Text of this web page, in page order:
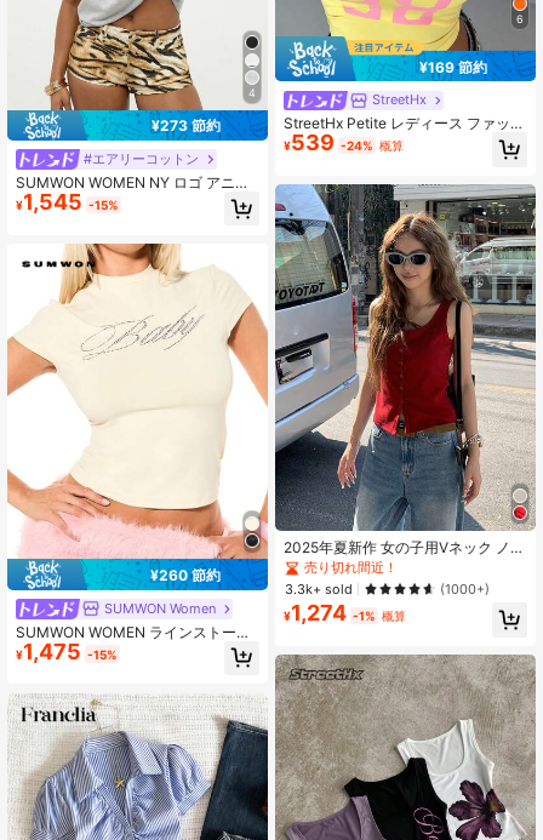
4
¥273 節約
#エアリーコットン
SUMWON WOMEN NY ロゴ アニマ
ル プリントユニセックスカジュアル
Tシャツ、レオパード柄グラフィック
¥1,545 -15%
¥260 節約
SUMWON Women
SUMWON WOMEN ラインストーン
グラフィック クロップド ハイネック
ベビーTシャツ 半袖 フィッティング
冬春 バレンタイン向け
¥1,475 -15%
6
¥169 節約
StreetHx
StreetHx Petite レディース ファッシ
ョナブル マルチカラープリント ディ
ープUネック キャミソール、プチサ
¥539 -24% 概算
2025年夏新作 女の子用Vネック ノー
スリーブ クロップド キャミソールタ
ンクトップ、多用途オールマッチレ
イヤー カジュアル レッド
売り切れ間近！
3.3k+ sold
(1000+)
¥1,274 -1% 概算